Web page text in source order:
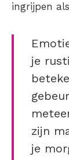
ingrijpen
je
zijn
je